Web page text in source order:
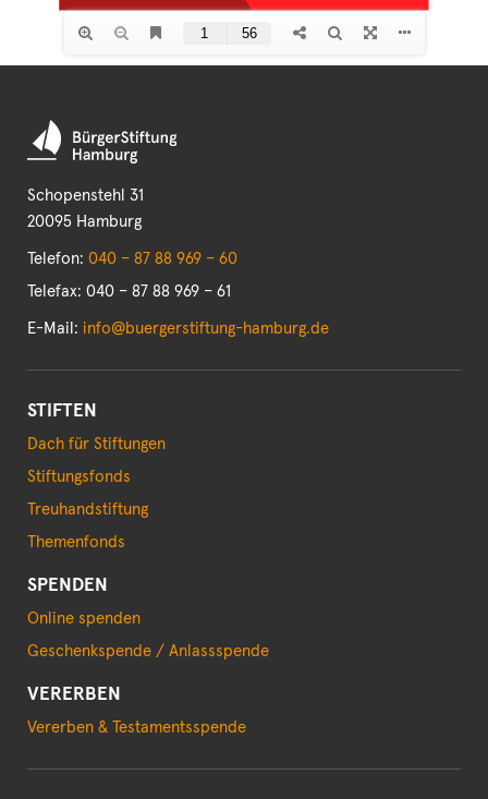
Schopenstehl 31
20095 Hamburg
Telefon: 040 – 87 88 969 – 60
Telefax: 040 – 87 88 969 – 61
E-Mail: info@buergerstiftung-hamburg.de
STIFTEN
Dach für Stiftungen
Stiftungsfonds
Treuhandstiftung
Themenfonds
SPENDEN
Online spenden
Geschenkspende / Anlassspende
VERERBEN
Vererben & Testamentsspende